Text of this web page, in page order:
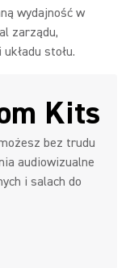
wydajność w
zarządu,
stołu.
Kits
bez trudu
audiowizualne
i salach do